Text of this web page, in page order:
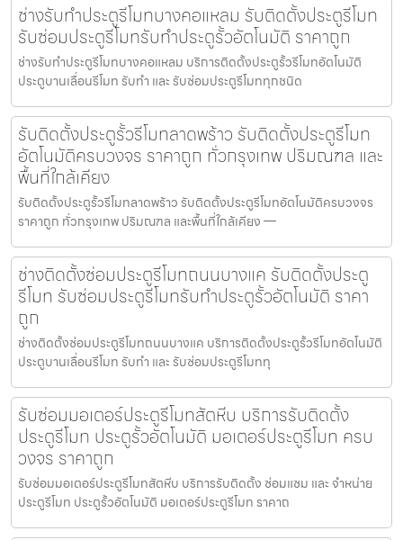
ช่างรับทำประตูรีโมทบางคอแหลม รับติดตั้งประตูรีโมท
รับซ่อมประตูรีโมทรับทำประตูรั้วอัตโนมัติ ราคาถูก
ช่างรับทำประตูรีโมทบางคอแหลม บริการติดตั้งประตูรั้วรีโมทอัตโนมัติ
ประตูบานเลื่อนรีโมท รับทำ และ รับซ่อมประตูรีโมททุกชนิด
รับติดตั้งประตูรั้วรีโมทลาดพร้าว รับติดตั้งประตูรีโมท
อัตโนมัติครบวงจร ราคาถูก ทั่วกรุงเทพ ปริมณฑล และ
พื้นที่ใกล้เคียง
รับติดตั้งประตูรั้วรีโมทลาดพร้าว รับติดตั้งประตูรีโมทอัตโนมัติครบวงจร
ราคาถูก ทั่วกรุงเทพ ปริมณฑล และพื้นที่ใกล้เคียง —
ช่างติดตั้งซ่อมประตูรีโมทถนนบางแค รับติดตั้งประตู
รีโมท รับซ่อมประตูรีโมทรับทำประตูรั้วอัตโนมัติ ราคา
ถูก
ช่างติดตั้งซ่อมประตูรีโมทถนนบางแค บริการติดตั้งประตูรั้วรีโมทอัตโนมัติ
ประตูบานเลื่อนรีโมท รับทำ และ รับซ่อมประตูรีโมททุ
รับซ่อมมอเตอร์ประตูรีโมทสัตหีบ บริการรับติดตั้ง
ประตูรีโมท ประตูรั้วอัตโนมัติ มอเตอร์ประตูรีโมท ครบ
วงจร ราคาถูก
รับซ่อมมอเตอร์ประตูรีโมทสัตหีบ บริการรับติดตั้ง ซ่อมแซม และ จำหน่าย
ประตูรีโมท ประตูรั้วอัตโนมัติ มอเตอร์ประตูรีโมท ราคาถ